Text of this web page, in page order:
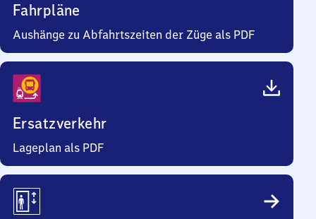
Fahrpläne
Aushänge zu Abfahrtszeiten der Züge als PDF
Ersatzverkehr
Lageplan als PDF